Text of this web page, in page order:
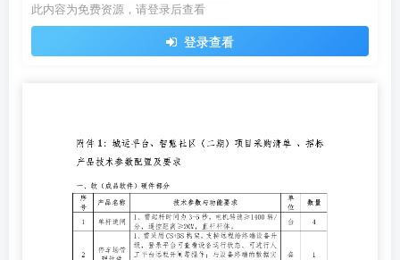
此内容为免费资源，请登录后查看
登录查看